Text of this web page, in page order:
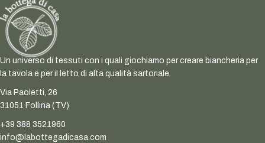
Un universo di tessuti con i quali giochiamo per creare biancheria per
la tavola e per il letto di alta qualità sartoriale.
Via Paoletti, 26
31051 Follina (TV)
+39 388 3521960
info@labottegadicasa.com